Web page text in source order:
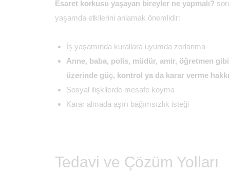
Esaret korkusu yaşayan bireyler ne yapmalı?
yaşamda etkilerini anlamak önemlidir:
İş yaşamında kurallara uyumda zorlanma
Anne, baba, polis, müdür, amir, öğretmen
üzerinde güç, kontrol ya da karar verme
Sosyal ilişkilerde mesafe koyma
Karar almada aşırı bağımsızlık isteği
Tedavi ve Çözüm Yolları